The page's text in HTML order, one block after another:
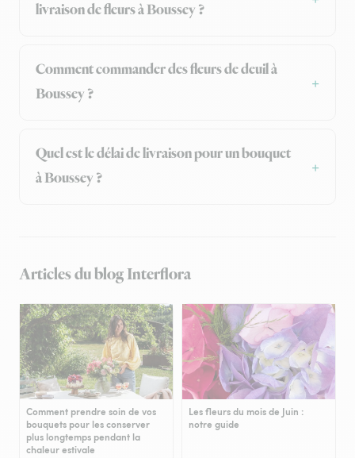
livraison de fleurs à Boussey ?
Comment commander des fleurs de deuil à
Boussey ?
Quel est le délai de livraison pour un bouquet
à Boussey ?
Articles du blog Interflora
Comment prendre soin de vos
bouquets pour les conserver
plus longtemps pendant la
chaleur estivale
Les fleurs du mois de Juin :
notre guide